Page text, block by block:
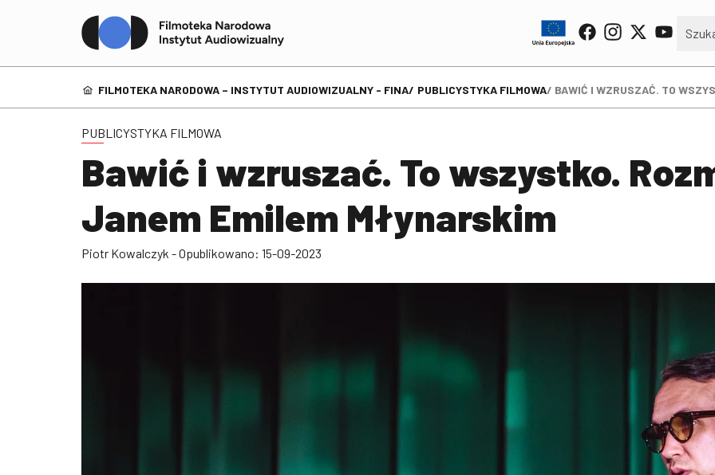
FILMOTEKA NARODOWA – INSTYTUT AUDIOWIZUALNY - FINA PUBLICYSTYKA FILMOWA BAWIĆ I WZRUSZAĆ. TO
PUBLICYSTYKA FILMOWA
Bawić i wzruszać. To wszystko.
Janem Emilem Młynarskim
Piotr Kowalczyk - Opublikowano: 15-09-2023